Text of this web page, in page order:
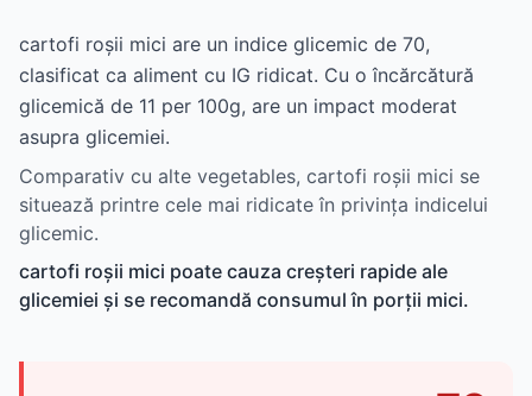
cartofi roșii mici are un indice glicemic de 70,
clasificat ca aliment cu IG ridicat. Cu o încărcătură
glicemică de 11 per 100g, are un impact moderat
asupra glicemiei.
Comparativ cu alte vegetables, cartofi roșii mici se
situează printre cele mai ridicate în privința indicelui
glicemic.
cartofi roșii mici poate cauza creșteri rapide ale
glicemiei și se recomandă consumul în porții mici.